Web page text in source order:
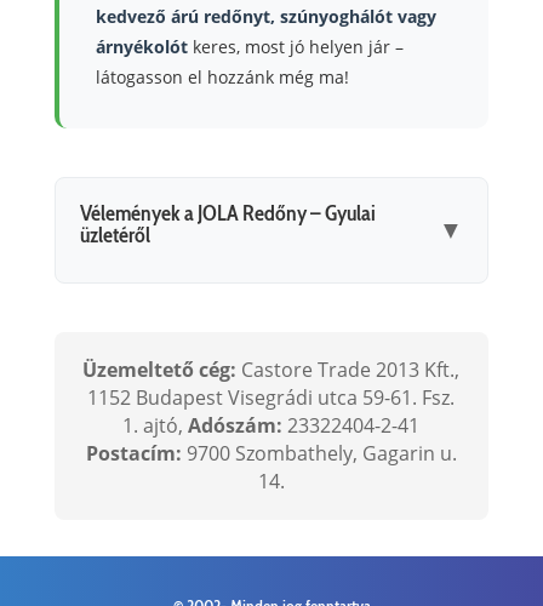
kedvező árú redőnyt, szúnyoghálót vagy
árnyékolótkeres, most jó helyen jár –
látogasson el hozzánk még ma!
Vélemények a JOLA Redőny – Gyulai
üzletéről
▼
Üzemeltető cég: Castore Trade 2013 Kft.,
1152 Budapest Visegrádi utca 59-61. Fsz.
1. ajtó,Adószám: 23322404-2-41
Postacím: 9700 Szombathely, Gagarin u.
14.